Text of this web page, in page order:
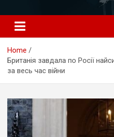
к
содержимому
Home
Британія завдала по Росії
за весь час війни